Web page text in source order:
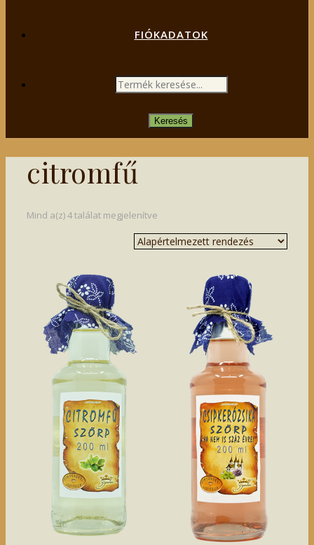
FIÓKADATOK
PRODUCTS
SEARCHKeresés
citromfű
Mind a(z) 4 találat megjelenítve